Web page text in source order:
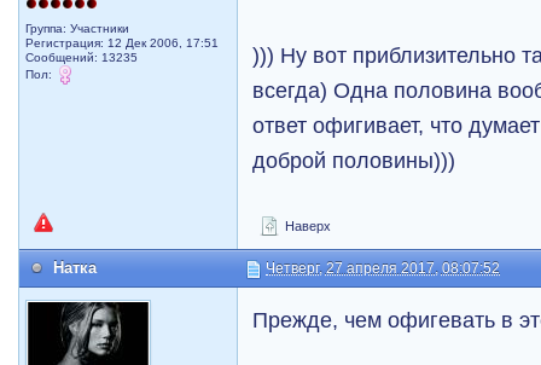
Группа: Участники
Регистрация: 12 Дек 2006, 17:51
Сообщений: 13235
Пол:
))) Ну вот приблизительно
всегда) Одна половина
ответ офигивает, что
доброй половины)))
Наверх
Натка Четверг, 27 апреля 2017, 08:07:52
Прежде, чем офигевать в